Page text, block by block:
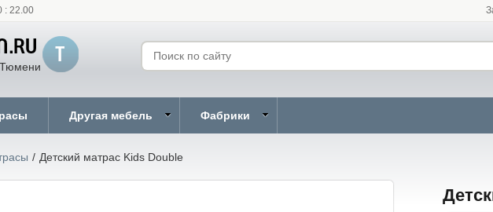
: 22.00
Тюмени
Другая мебель Фабрики
/ Детский матрас Kids Double